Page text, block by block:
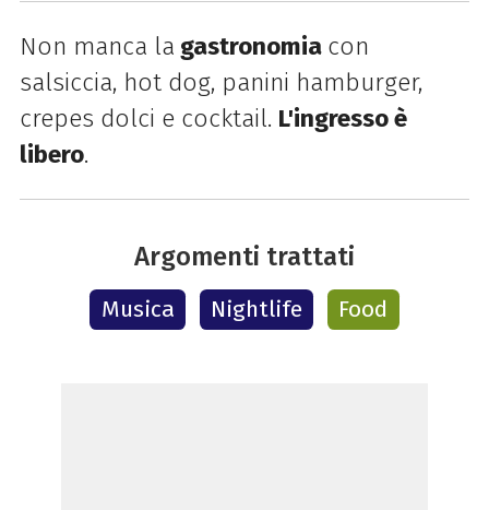
Non manca la gastronomia con
salsiccia, hot dog, panini hamburger,
crepes dolci e cocktail. L'ingresso è
libero.
Argomenti trattati
Musica Nightlife Food